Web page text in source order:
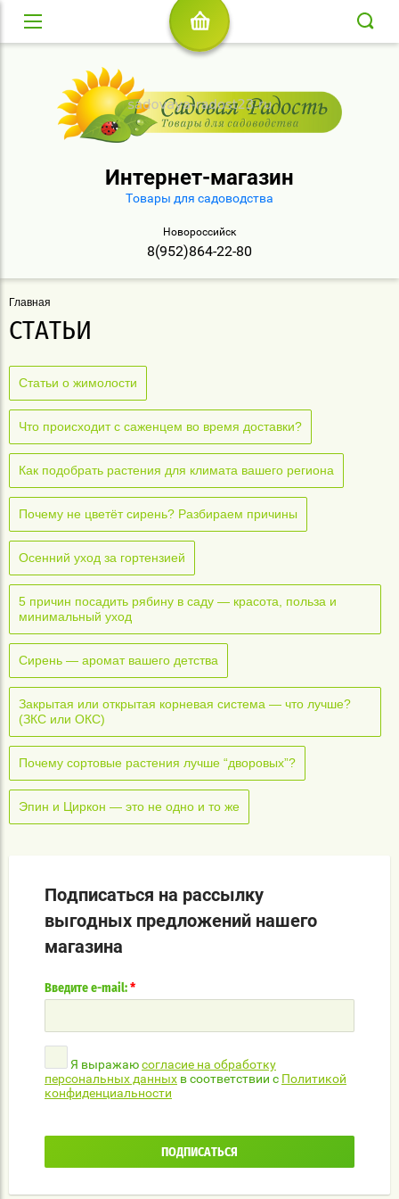
Интернет-магазин
Товары для садоводства
Новороссийск
8(952)864-22-80
Главная
СТАТЬИ
Статьи о жимолости
Что происходит с саженцем во время доставки?
Как подобрать растения для климата вашего региона
Почему не цветёт сирень? Разбираем причины
Осенний уход за гортензией
5 причин посадить рябину в саду — красота, польза и
минимальный уход
Сирень — аромат вашего детства
Закрытая или открытая корневая система — что лучше?
(ЗКС или ОКС)
Почему сортовые растения лучше “дворовых”?
Эпин и Циркон — это не одно и то же
Подписаться на рассылку
выгодных предложений нашего
магазина
Введите e-mail: *
Я выражаюсогласие на обработку
персональных данных в соответствии с Политикой
конфиденциальности
ПОДПИСАТЬСЯ